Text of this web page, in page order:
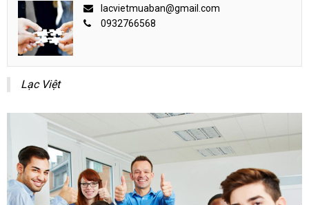
lacvietmuaban@gmail.com
0932766568
Lạc Việt